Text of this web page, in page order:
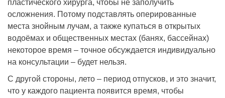
пластического хирурга, чтобы не заполучить
осложнения. Потому подставлять оперированные
места знойным лучам, а также купаться в открытых
водоёмах и общественных местах (банях, бассейнах)
некоторое время – точное обсуждается индивидуально
на консультации – будет нельзя.
С другой стороны, лето – период отпусков, и это значит,
что у каждого пациента появится время, чтобы